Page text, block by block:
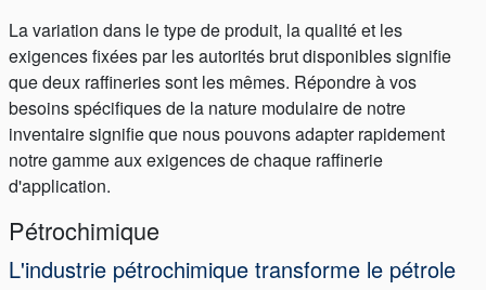
Brochures produits
Vidéo
La variation dans le type de produit, la qualité et les
exigences fixées par les autorités brut disponibles signifie
que deux raffineries sont les mêmes. Répondre à vos
besoins spécifiques de la nature modulaire de notre
inventaire signifie que nous pouvons adapter rapidement
notre gamme aux exigences de chaque raffinerie
d'application.
Pétrochimique
L'industrie pétrochimique transforme le pétrole